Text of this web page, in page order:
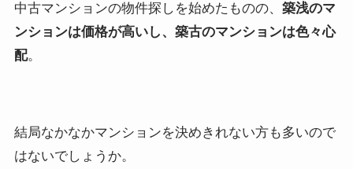
中古マンションの物件探しを始めたものの、 築浅のマ
ンションは価格が高いし、築古のマンションは色々心
配。
結局なかなかマンションを決めきれない方も多いので
はないでしょうか。